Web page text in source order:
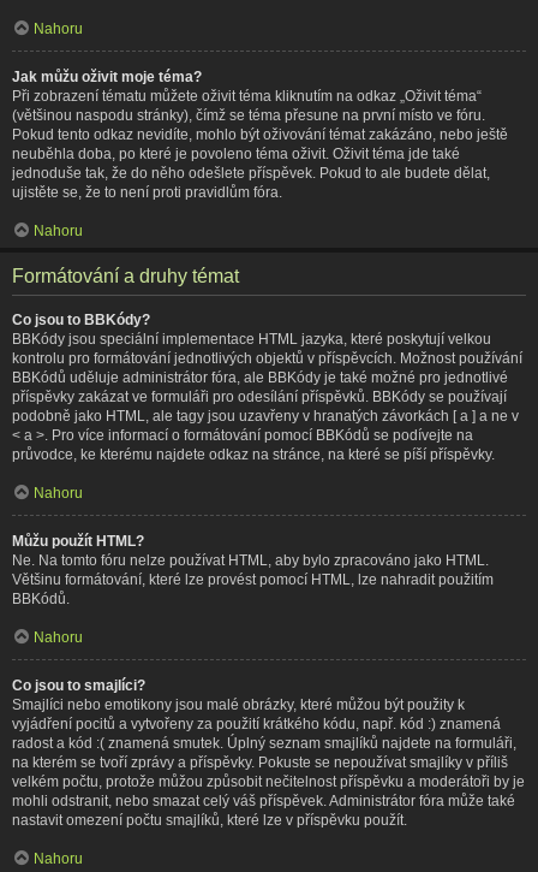
Nahoru
Jak můžu oživit moje téma?
Při zobrazení tématu můžete oživit téma kliknutím na odkaz „Oživit téma“
(většinou naspodu stránky), čímž se téma přesune na první místo ve fóru.
Pokud tento odkaz nevidíte, mohlo být oživování témat zakázáno, nebo ještě
neuběhla doba, po které je povoleno téma oživit. Oživit téma jde také
jednoduše tak, že do něho odešlete příspěvek. Pokud to ale budete dělat,
ujistěte se, že to není proti pravidlům fóra.
Nahoru
Formátování a druhy témat
Co jsou to BBKódy?
BBKódy jsou speciální implementace HTML jazyka, které poskytují velkou
kontrolu pro formátování jednotlivých objektů v příspěvcích. Možnost používání
BBKódů uděluje administrátor fóra, ale BBKódy je také možné pro jednotlivé
příspěvky zakázat ve formuláři pro odesílání příspěvků. BBKódy se používají
podobně jako HTML, ale tagy jsou uzavřeny v hranatých závorkách [ a ] a ne v
< a >. Pro více informací o formátování pomocí BBKódů se podívejte na
průvodce, ke kterému najdete odkaz na stránce, na které se píší příspěvky.
Nahoru
Můžu použít HTML?
Ne. Na tomto fóru nelze používat HTML, aby bylo zpracováno jako HTML.
Většinu formátování, které lze provést pomocí HTML, lze nahradit použitím
BBKódů.
Nahoru
Co jsou to smajlíci?
Smajlíci nebo emotikony jsou malé obrázky, které můžou být použity k
vyjádření pocitů a vytvořeny za použití krátkého kódu, např. kód :) znamená
radost a kód :( znamená smutek. Úplný seznam smajlíků najdete na formuláři,
na kterém se tvoří zprávy a příspěvky. Pokuste se nepoužívat smajlíky v příliš
velkém počtu, protože můžou způsobit nečitelnost příspěvku a moderátoři by je
mohli odstranit, nebo smazat celý váš příspěvek. Administrátor fóra může také
nastavit omezení počtu smajlíků, které lze v příspěvku použít.
Nahoru